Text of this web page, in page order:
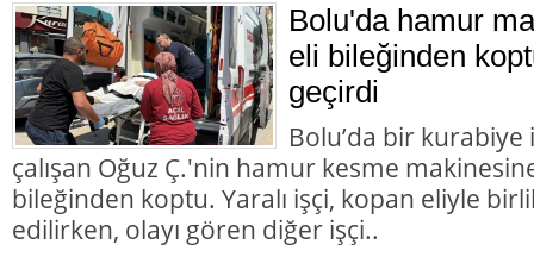
Bolu'da hamur
eli bileğinden
geçirdi
Bolu’da bir
çalışan Oğuz Ç.'nin hamur kesme
bileğinden koptu. Yaralı işçi, kopan eliyle
edilirken, olayı gören diğer işçi..